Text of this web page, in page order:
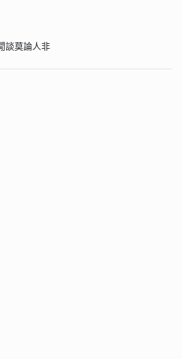
談莫論人非